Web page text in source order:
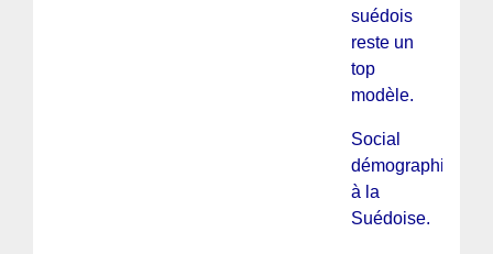
suédois
reste un
top
modèle.
Social
démographie
à la
Suédoise.